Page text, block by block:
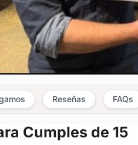
Reseñas FAQs
Cumples de 15